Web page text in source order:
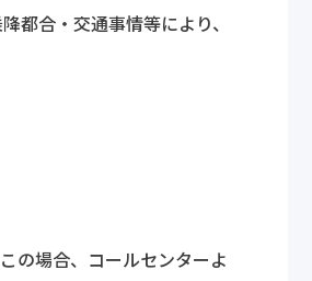
都合・交通事情等により、
の場合、コールセンターよ